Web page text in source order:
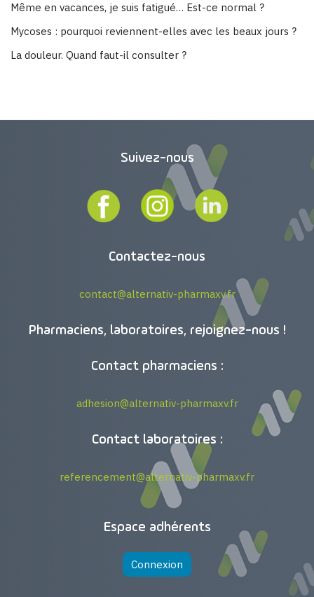
Même en vacances, je suis fatigué… Est-ce normal ?
Mycoses : pourquoi reviennent-elles avec les beaux jours ?
La douleur. Quand faut-il consulter ?
Suivez-nous
Contactez-nous
contact@alternativ-pharmaxv.fr
Pharmaciens, laboratoires, rejoignez-nous !
Contact pharmaciens :
adhesion@alternativ-pharmaxv.fr
Contact laboratoires :
referencement@alternativ-pharmaxv.fr
Espace adhérents
Connexion